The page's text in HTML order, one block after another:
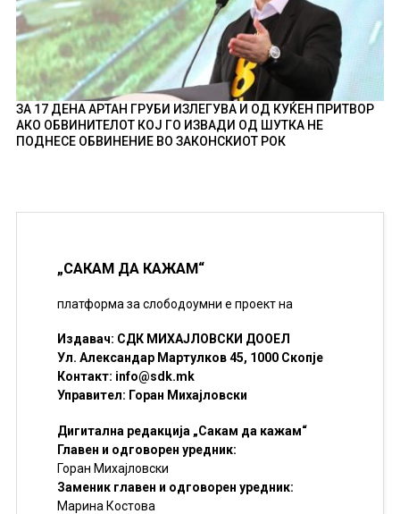
ЗА 17 ДЕНА АРТАН ГРУБИ ИЗЛЕГУВА И ОД КУЌЕН ПРИТВОР
АКО ОБВИНИТЕЛОТ КОЈ ГО ИЗВАДИ ОД ШУТКА НЕ
ПОДНЕСЕ ОБВИНЕНИЕ ВО ЗАКОНСКИОТ РОК
„САКАМ ДА КАЖАМ“
платформа за слободоумни е проект на
Издавач: СДК МИХАЈЛОВСКИ ДООЕЛ
Ул. Александар Мартулков 45, 1000 Скопје
Контакт: info@sdk.mk
Управител: Горан Михајловски
Дигитална редакција „Сакам да кажам“
Главен и одговорен уредник:
Горан Михајловски
Заменик главен и одговорен уредник:
Марина Костова